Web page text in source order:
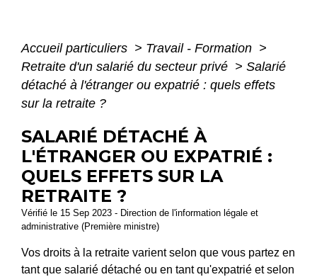
Accueil particuliers > Travail - Formation >
Retraite d'un salarié du secteur privé > Salarié
détaché à l'étranger ou expatrié : quels effets
sur la retraite ?
SALARIÉ DÉTACHÉ À
L'ÉTRANGER OU EXPATRIÉ :
QUELS EFFETS SUR LA
RETRAITE ?
Vérifié le 15 Sep 2023 - Direction de l'information légale et
administrative (Première ministre)
Vos droits à la retraite varient selon que vous partez en
tant que salarié détaché ou en tant qu'expatrié et selon